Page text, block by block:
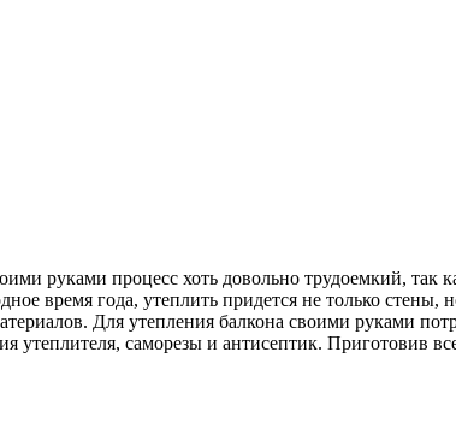
руками процесс хоть довольно трудоемкий, так
время года, утеплить придется не только стены,
Для утепления балкона своими руками
саморезы и антисептик. Приготовив